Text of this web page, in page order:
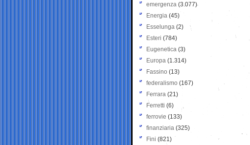
emergenza (3.077)
Energia (45)
Esselunga (2)
Esteri (784)
Eugenetica (3)
Europa (1.314)
Fassino (13)
federalismo (167)
Ferrara (21)
Ferretti (6)
ferrovie (133)
finanziaria (325)
Fini (821)